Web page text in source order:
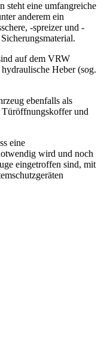
steht eine umfangreiche
anderem ein
-spreizer und -
auf dem VRW
Heber (sog.
ebenfalls als
Türöffnungskoffer und
eine
wird und noch
eingetroffen sind, mit